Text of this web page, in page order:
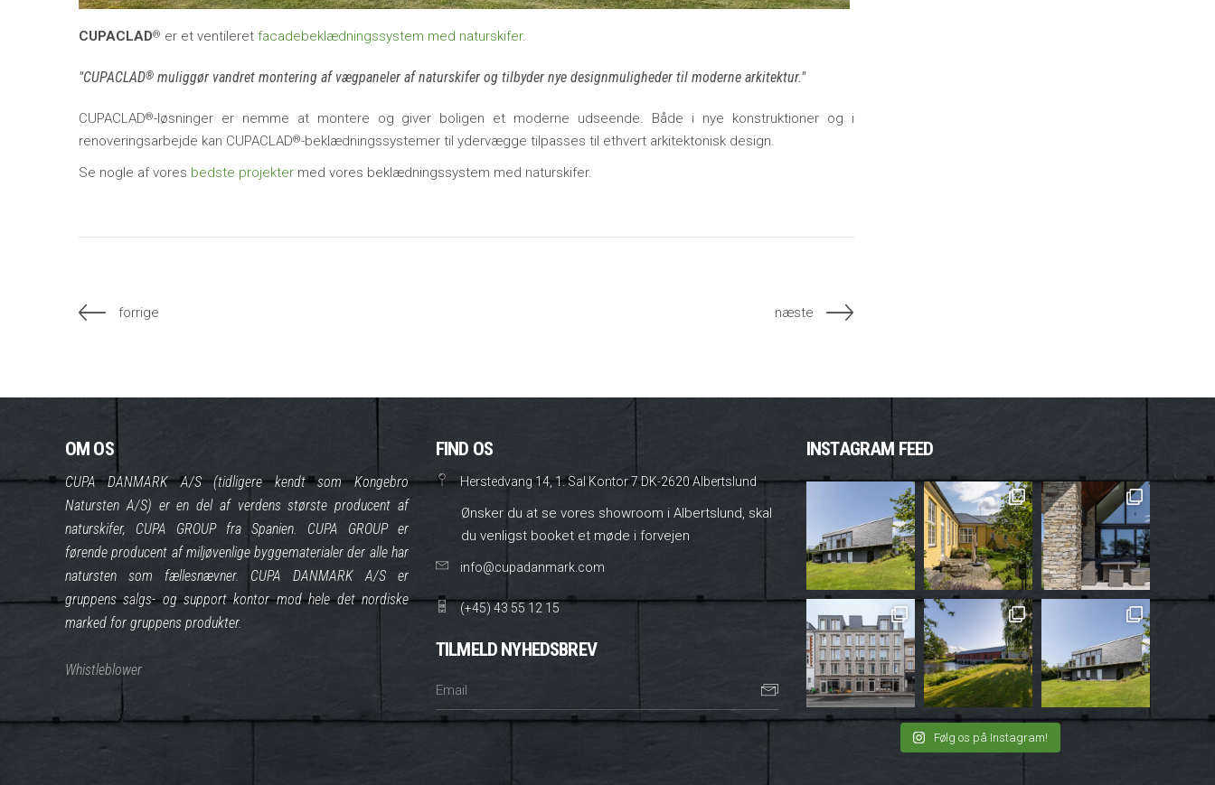
CUPACLAD® er et ventileret facadebeklædningssystem med naturskifer.
CUPACLAD® muliggør vandret montering af vægpaneler af naturskifer og tilbyder nye designmuligheder til moderne arkitektur.
CUPACLAD®-løsninger er nemme at montere og giver boligen et moderne udseende. Både i nye konstruktioner og i
renoveringsarbejde kan CUPACLAD®-beklædningssystemer til ydervægge tilpasses til ethvert arkitektonisk design.
Se nogle af vores bedste projekter med vores beklædningssystem med naturskifer.
forrige næste
OM OS
CUPA DANMARK A/S (tidligere kendt som Kongebro
Natursten A/S) er en del af verdens største producent af
naturskifer, CUPA GROUP fra Spanien. CUPA GROUP er
førende producent af miljøvenlige byggematerialer der alle har
natursten som fællesnævner. CUPA DANMARK A/S er
gruppens salgs- og support kontor mod hele det nordiske
marked for gruppens produkter.
Whistleblower
FIND OS
Herstedvang 14, 1. Sal Kontor 7 DK-2620 Albertslund
Ønsker du at se vores showroom i Albertslund, skal
du venligst booket et møde i forvejen
info@cupadanmark.com
(+45) 43 55 12 15
TILMELD NYHEDSBREV
INSTAGRAM FEED
Følg os på Instagram!